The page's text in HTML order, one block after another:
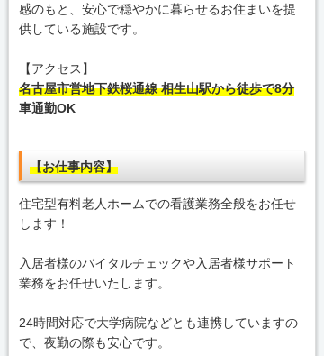
感のもと、安心で穏やかに暮らせるお住まいを提
供している施設です。
【アクセス】
名古屋市営地下鉄桜通線 相生山駅から徒歩で8分
車通勤OK
【お仕事内容】
住宅型有料老人ホームでの看護業務全般をお任せ
します！
入居者様のバイタルチェックや入居者様サポート
業務をお任せいたします。
24時間対応で大学病院などとも連携していますの
で、夜勤の際も安心です。